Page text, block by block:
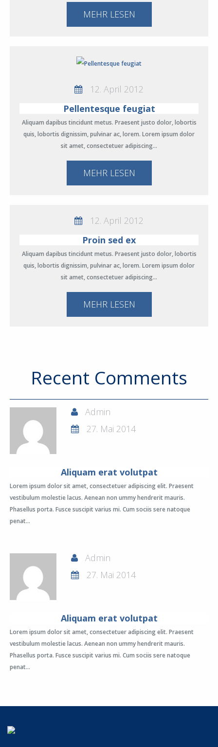
MEHR LESEN
12. April 2012
Pellentesque feugiat
Aliquam dapibus tincidunt metus. Praesent justo dolor, lobortis
quis, lobortis dignissim, pulvinar ac, lorem. Lorem ipsum dolor
sit amet, consectetuer adipiscing…
MEHR LESEN
12. April 2012
Proin sed ex
Aliquam dapibus tincidunt metus. Praesent justo dolor, lobortis
quis, lobortis dignissim, pulvinar ac, lorem. Lorem ipsum dolor
sit amet, consectetuer adipiscing…
MEHR LESEN
Recent Comments
Admin
27. Mai 2014
Aliquam erat volutpat
Lorem ipsum dolor sit amet, consectetuer adipiscing elit. Praesent
vestibulum molestie lacus. Aenean non ummy hendrerit mauris.
Phasellus porta. Fusce suscipit varius mi. Cum sociis sere natoque
penat...
Admin
27. Mai 2014
Aliquam erat volutpat
Lorem ipsum dolor sit amet, consectetuer adipiscing elit. Praesent
vestibulum molestie lacus. Aenean non ummy hendrerit mauris.
Phasellus porta. Fusce suscipit varius mi. Cum sociis sere natoque
penat...